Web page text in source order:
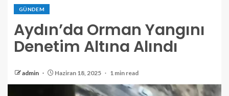
GÜNDEM
Aydın’da Orman Yangını
Denetim Altına Alındı
admin Haziran 18, 2025 1 min read